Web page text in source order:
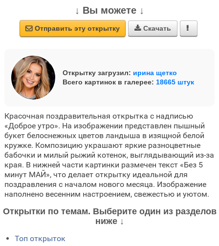
↓ Вы можете ↓
 Отправить эту открытку  Скачать 
Открытку загрузил: ирина щетко
Всего картинок в галерее: 18665 штук
Красочная поздравительная открытка с надписью
«Доброе утро». На изображении представлен пышный
букет белоснежных цветов ландыша в изящной белой
кружке. Композицию украшают яркие разноцветные
бабочки и милый рыжий котенок, выглядывающий из-за
края. В нижней части картинки размечен текст «Без 5
минут МАЙ», что делает открытку идеальной для
поздравления с началом нового месяца. Изображение
наполнено весенним настроением, свежестью и уютом.
Открытки по темам. Выберите один из разделов
ниже ↓
Топ открыток